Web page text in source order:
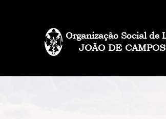
JOÃO DE CAMPOS
Organização Social